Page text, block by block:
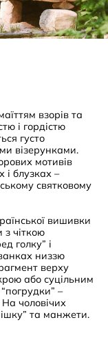
взорів та
і гордістю
густо
візерунками.
мотивів
і блузках –
святковому
вишивки
з чіткою
голку” і
низзю
верху
або суцільним
–
чоловічих
та манжети.